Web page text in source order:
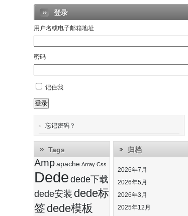
登录
用户名或电子邮箱地址
密码
记住我
登录
忘记密码？
Tags
Amp apache Array Css
Dede dede下载
dede安装 dede标
签 dede模板
归档
2026年7月
2026年5月
2026年3月
2025年12月